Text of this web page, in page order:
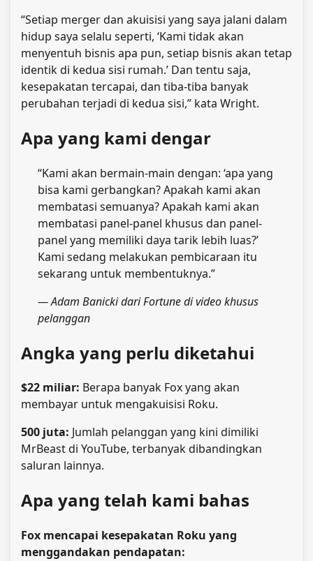
“Setiap merger dan akuisisi yang saya jalani dalam
hidup saya selalu seperti, ‘Kami tidak akan
menyentuh bisnis apa pun, setiap bisnis akan tetap
identik di kedua sisi rumah.’ Dan tentu saja,
kesepakatan tercapai, dan tiba-tiba banyak
perubahan terjadi di kedua sisi,” kata Wright.
Apa yang kami dengar
“Kami akan bermain-main dengan: ‘apa yang
bisa kami gerbangkan? Apakah kami akan
membatasi semuanya? Apakah kami akan
membatasi panel-panel khusus dan panel-
panel yang memiliki daya tarik lebih luas?’
Kami sedang melakukan pembicaraan itu
sekarang untuk membentuknya.”
—Adam Banicki dari Fortune di video khusus
pelanggan
Angka yang perlu diketahui
$22 miliar: Berapa banyak Fox yang akan
membayar untuk mengakuisisi Roku.
500 juta: Jumlah pelanggan yang kini dimiliki
MrBeast di YouTube, terbanyak dibandingkan
saluran lainnya.
Apa yang telah kami bahas
Fox mencapai kesepakatan Roku yang
menggandakan pendapatan: